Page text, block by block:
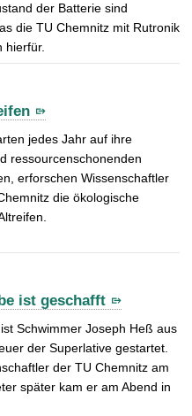
der Batterie sind
die TU Chemnitz mit Rutronik
hierfür.
jedes Jahr auf ihre
ressourcenschonenden
erforschen Wissenschaftler
die ökologische
ist geschafft
Schwimmer Joseph Heß aus
der Superlative gestartet.
der TU Chemnitz am
später kam er am Abend in